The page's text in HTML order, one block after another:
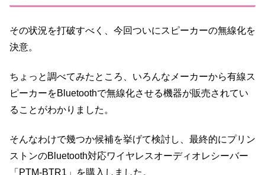
その状況を打破すべく、今回ついにスピーカーの無線化を
決意。
ちょっと調べてみたところ、いろんなメーカーから有線ス
ピーカーをBluetoothで無線化させる機器が販売されてい
ることがわかりました。
そんなわけで幾つか候補を挙げて検討し、最終的にプリン
ストンのBluetooth対応ワイヤレスオーディオレシーバー
「PTM-BTR1」を購入しました。